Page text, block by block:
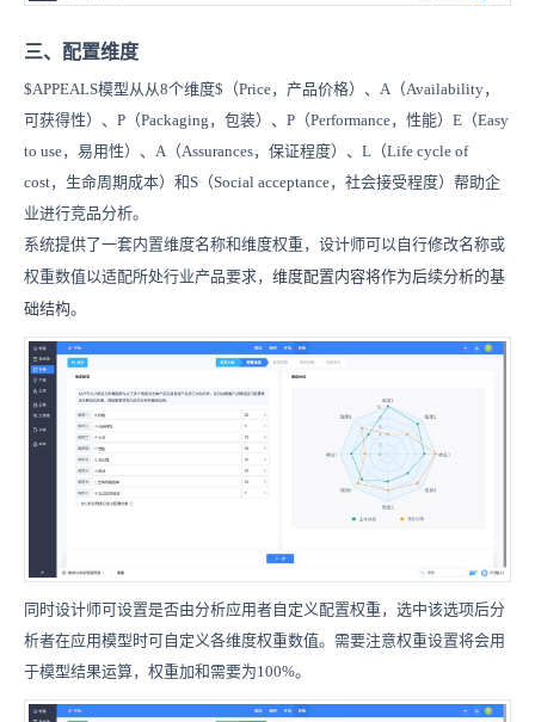
三、配置维度
$APPEALS模型从从8个维度$（Price，产品价格）、A（Availability，
可获得性）、P（Packaging，包装）、P（Performance，性能）E（Easy
to use，易用性）、A（Assurances，保证程度）、L（Life cycle of
cost，生命周期成本）和S（Social acceptance，社会接受程度）帮助企
业进行竞品分析。
系统提供了一套内置维度名称和维度权重，设计师可以自行修改名称或
权重数值以适配所处行业产品要求， 维度配置内容将作为后续分析的基
础结构。
同时设计师可设置是否由分析应用者自定义配置权重，选中该选项后分
析者在应用模型时可自定义各维度权重数值。需要注意权重设置将会用
于模型结果运算，权重加和需要为100%。